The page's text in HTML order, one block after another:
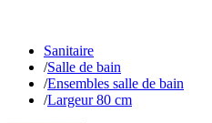
Sanitaire
/Salle de bain
/Ensembles salle de bain
/Largeur 80 cm